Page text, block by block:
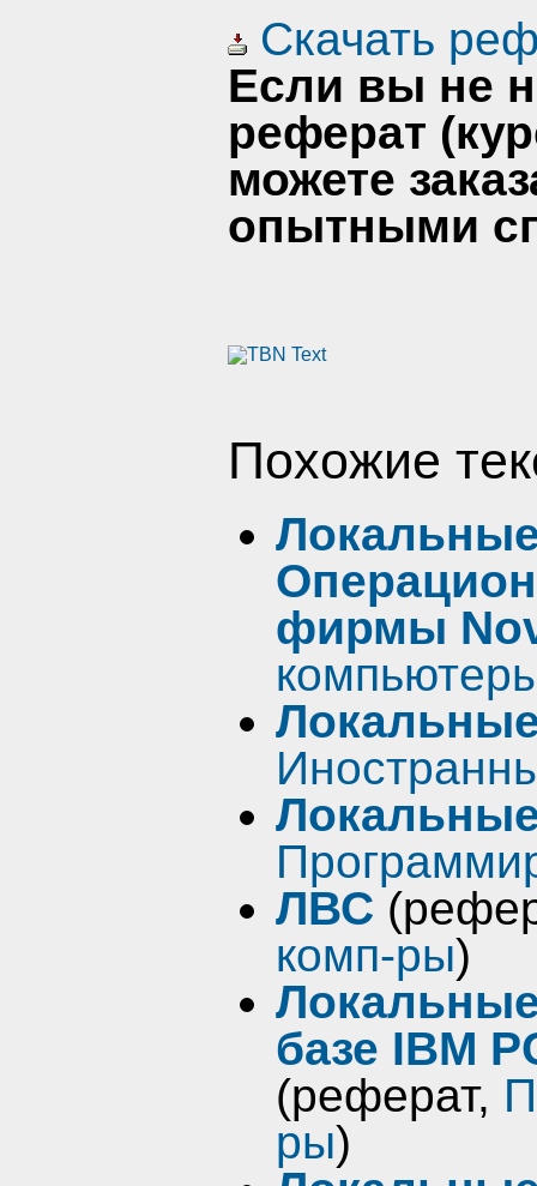
Скачать
Если вы не
реферат
можете
опытными
Похожие
фирмы
ЛВС
комп-ры)
базе IBM
(реферат,
ры)